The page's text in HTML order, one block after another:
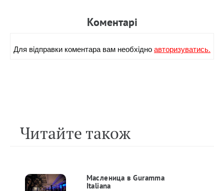
Коментарi
Для вiдправки коментара вам необхiдноавторизуватись.
Читайте також
Масленица в Guramma
Italiana